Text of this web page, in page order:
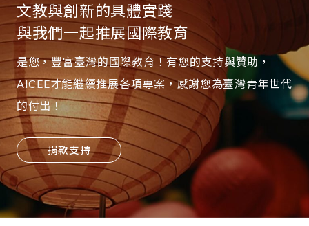
文教與創新的具體實踐
與我們一起推展國際教育
是您，豐富臺灣的國際教育！有您的支持與贊助，
AICEE才能繼續推展各項專案，感謝您為臺灣青年世代
的付出！
捐款支持